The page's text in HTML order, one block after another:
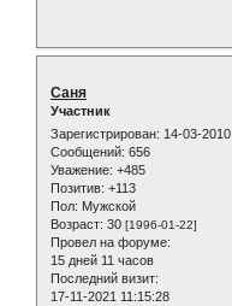
Саня
Участник
Зарегистрирован: 14-03-2010
Сообщений: 656
Уважение: +485
Позитив: +113
Пол: Мужской
Возраст: 30 [1996-01-22]
Провел на форуме:
15 дней 11 часов
Последний визит:
17-11-2021 11:15:28